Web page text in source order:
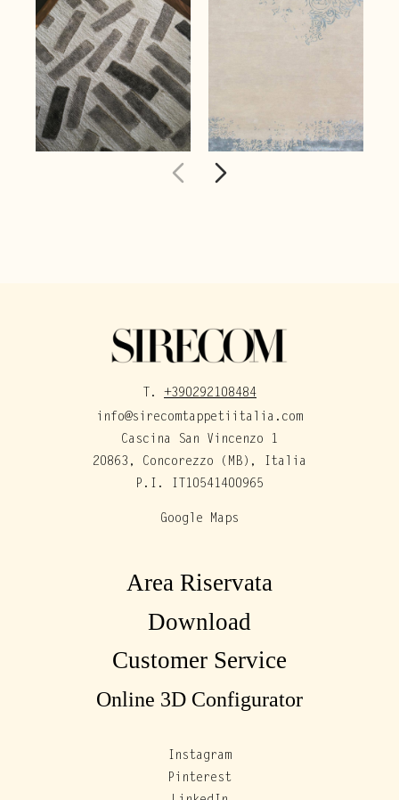
T. +390292108484
info@sirecomtappetiitalia.com
Cascina San Vincenzo 1
20863, Concorezzo (MB), Italia
P.I. IT10541400965
Google Maps
Instagram
Pinterest
Area Riservata
Download
Customer Service
Online 3D Configurator